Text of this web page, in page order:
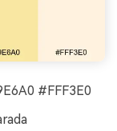
#FFF3E0